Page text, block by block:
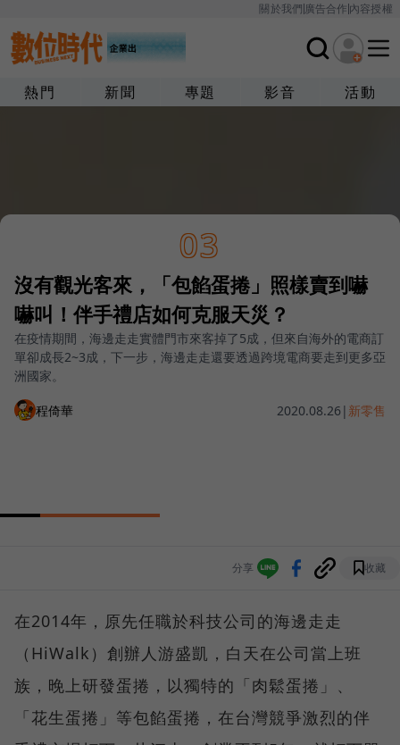
關於我們廣告合作內容授權
熱門 新聞 專題 影音 活動
03
沒有觀光客來，「包餡蛋捲」照樣賣到嚇
嚇叫！伴手禮店如何克服天災？
在疫情期間，海邊走走實體門市來客掉了5成，但來自海外的電商訂
單卻成長2~3成，下一步，海邊走走還要透過跨境電商要走到更多亞
洲國家。
程倚華 2020.08.26 | 新零售
分享 收藏
在2014年，原先任職於科技公司的海邊走走
（HiWalk）創辦人游盛凱，白天在公司當上班
族，晚上研發蛋捲，以獨特的「肉鬆蛋捲」、
「花生蛋捲」等包餡蛋捲，在台灣競爭激烈的伴